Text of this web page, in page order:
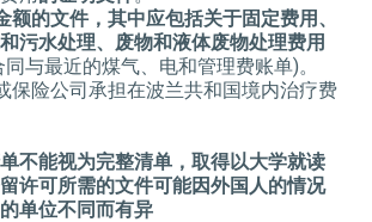
额的文件，其中应包括关于固定费用、
污水处理、废物和液体废物处理费用
与最近的煤气、电和管理费账单)。
保险公司承担在波兰共和国境内治疗费
不能视为完整清单，取得以大学就读
许可所需的文件可能因外国人的情况
单位不同而有异